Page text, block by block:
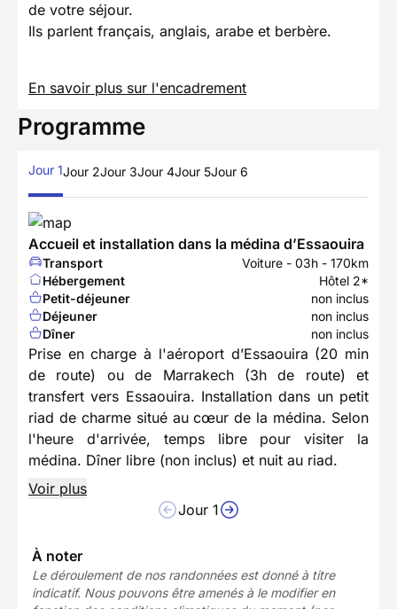
de votre séjour.
Ils parlent français, anglais, arabe et berbère.
En savoir plus sur l'encadrement
Programme
Jour 1Jour 2Jour 3Jour 4Jour 5Jour 6
Accueil et installation dans la médina d’Essaouira
Transport
Voiture - 03h - 170km
Hébergement
Hôtel 2*
Petit-déjeuner
non inclus
Déjeuner
non inclus
Dîner
non inclus
Prise en charge à l'aéroport d’Essaouira (20 min
de route) ou de Marrakech (3h de route) et
transfert vers Essaouira. Installation dans un petit
riad de charme situé au cœur de la médina. Selon
l'heure d'arrivée, temps libre pour visiter la
médina. Dîner libre (non inclus) et nuit au riad.
Voir plus
Jour 1
À noter
Le déroulement de nos randonnées est donné à titre
indicatif. Nous pouvons être amenés à le modifier en